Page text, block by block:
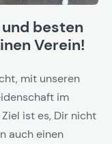
besten
Verein!
mit unseren
im
ist es, Dir nicht
auch einen